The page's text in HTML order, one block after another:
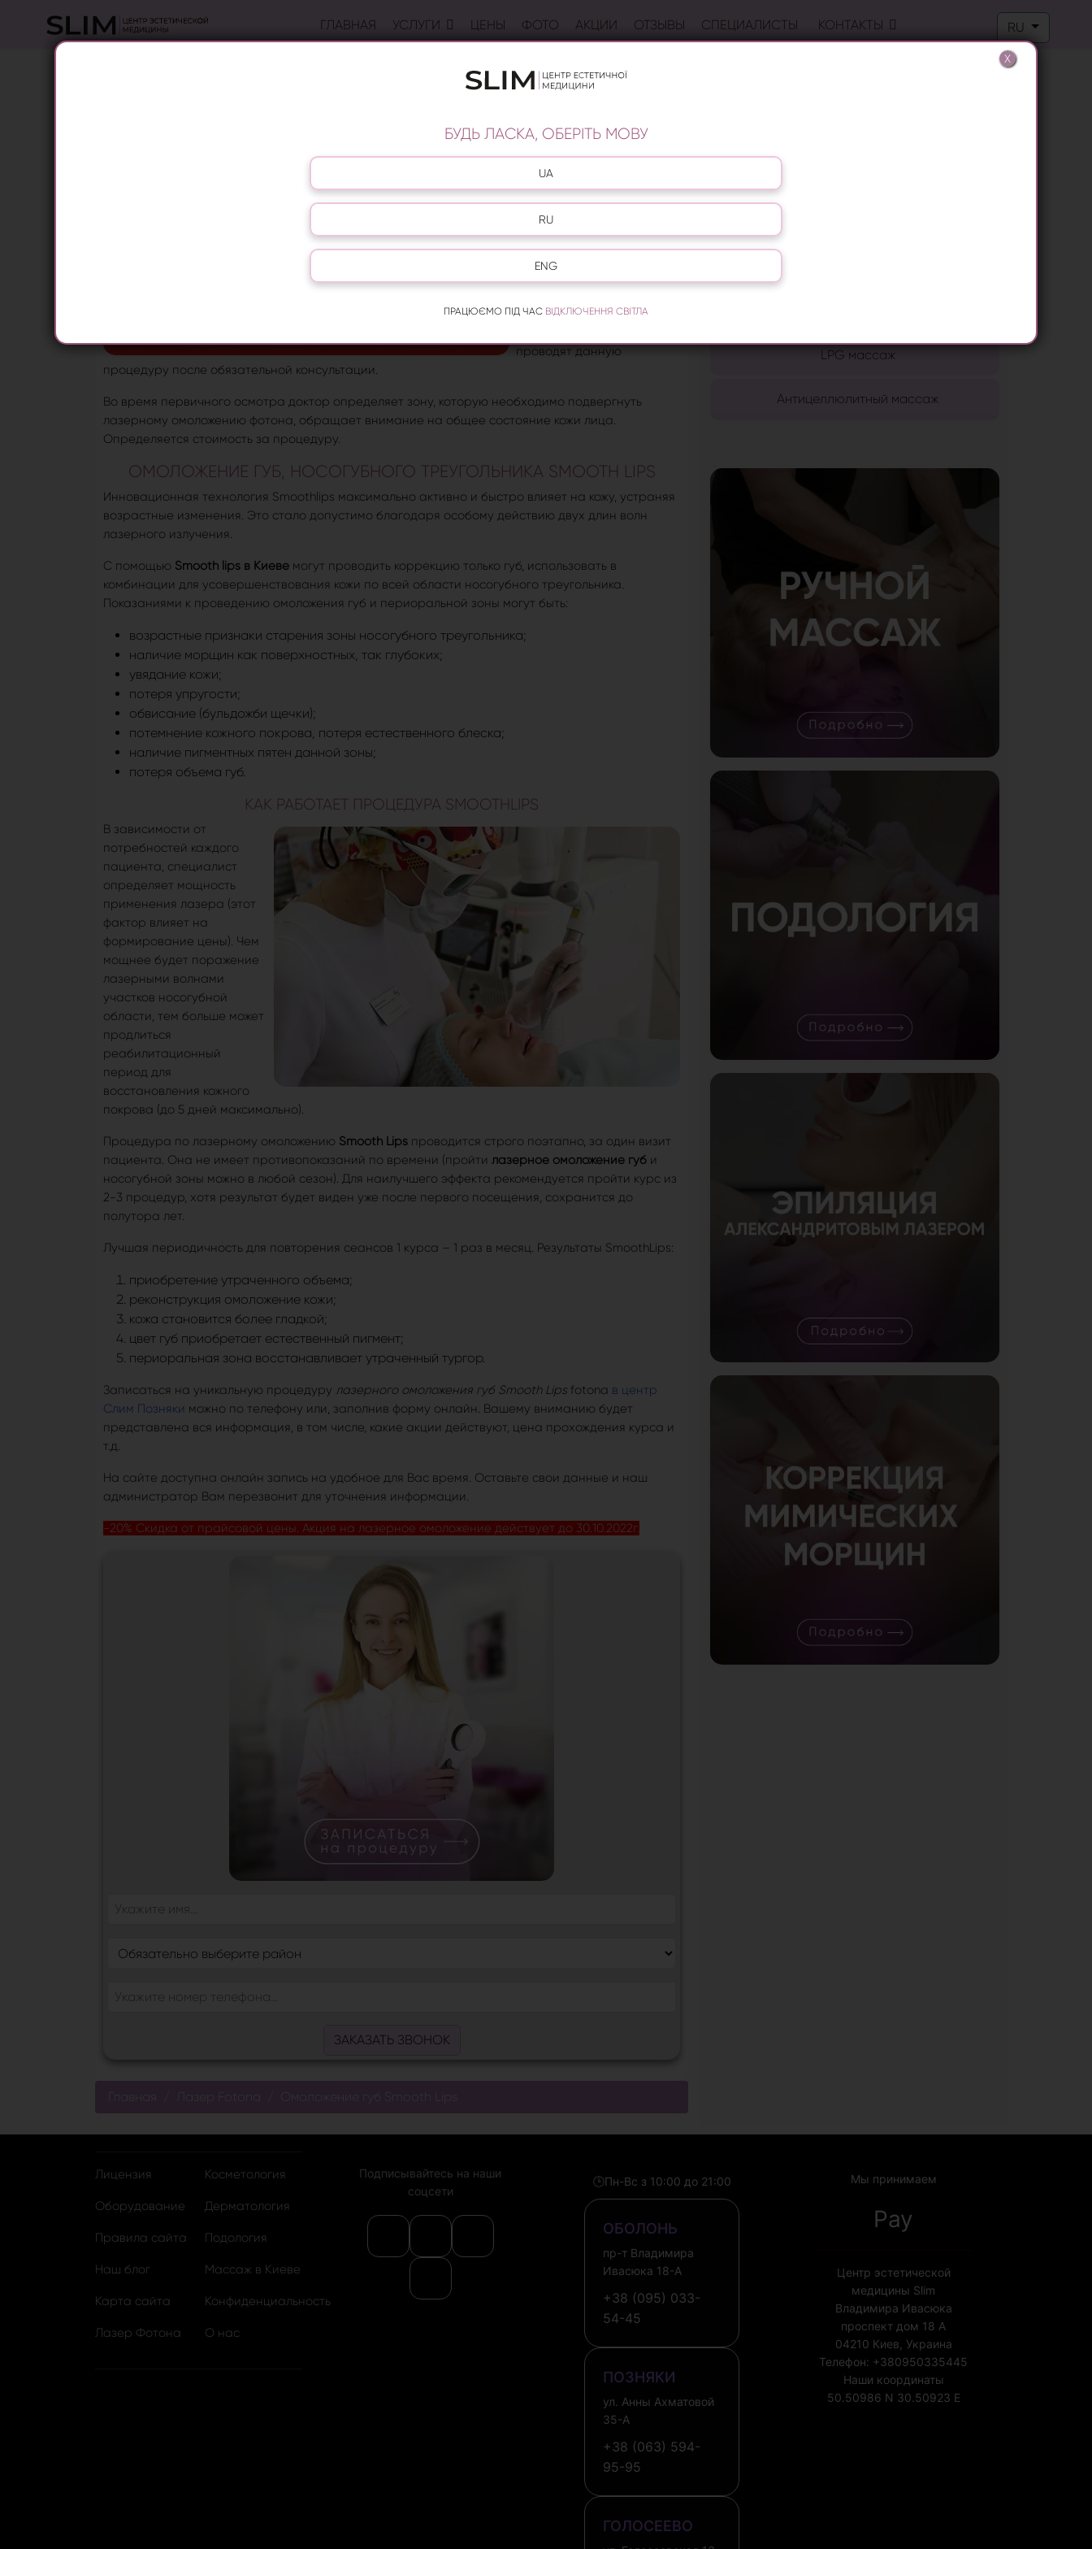
ГЛАВНАЯ УСЛУГИ ЦЕНЫ ФОТО АКЦИИ ОТЗЫВЫ СПЕЦИАЛИСТЫ КОНТАКТЫ Выберите язык
RU
ОМОЛОЖЕНИЕ ГУБ SMOOTHLIPS
Smoothlips, которая
направлена на лазерное
омоложение кожи лица
зоны носогубных складок.
Имеет положительное
восстановление
утраченного объема губ.
В центре Слим г. Киев на
проводят данную
процедуру после обязательной консультации.
Во время первичного осмотра доктор определяет зону, которую необходимо подвергнуть
лазерному омоложению фотона, обращает внимание на общее состояние кожи лица.
Определяется стоимость за процедуру.
ОМОЛОЖЕНИЕ ГУБ, НОСОГУБНОГО ТРЕУГОЛЬНИКА SMOOTH LIPS
Инновационная технология Smoothlips максимально активно и быстро влияет на кожу, устраняя
возрастные изменения. Это стало допустимо благодаря особому действию двух длин волн
лазерного излучения.
С помощью Smooth lips в Киеве могут проводить коррекцию только губ, использовать в
комбинации для усовершенствования кожи по всей области носогубного треугольника.
Показаниями к проведению омоложения губ и периоральной зоны могут быть:
возрастные признаки старения зоны носогубного треугольника;
наличие морщин как поверхностных, так глубоких;
увядание кожи;
потеря упругости;
обвисание (бульдожби щечки);
потемнение кожного покрова, потеря естественного блеска;
наличие пигментных пятен данной зоны;
потеря объема губ.
КАК РАБОТАЕТ ПРОЦЕДУРА SMOOTHLIPS
В зависимости от
потребностей каждого
пациента, специалист
определяет мощность
применения лазера (этот
фактор влияет на
формирование цены). Чем
мощнее будет поражение
лазерными волнами
участков носогубной
области, тем больше может
продлиться
реабилитационный
период для
восстановления кожного
покрова (до 5 дней максимально).
Процедура по лазерному омоложению Smooth Lips проводится строго поэтапно, за один визит
пациента. Она не имеет противопоказаний по времени (пройти лазерное омоложение губ и
носогубной зоны можно в любой сезон). Для наилучшего эффекта рекомендуется пройти курс из
2-3 процедур, хотя результат будет виден уже после первого посещения, сохранится до
полутора лет.
Лучшая периодичность для повторения сеансов 1 курса – 1 раз в месяц. Результаты SmoothLips:
приобретение утраченного объема;
реконструкция омоложение кожи;
кожа становится более гладкой;
цвет губ приобретает естественный пигмент;
периоральная зона восстанавливает утраченный тургор.
Записаться на уникальную процедуру лазерного омоложения губ Smooth Lips fotona в центр
Слим Позняки можно по телефону или, заполнив форму онлайн. Вашему вниманию будет
представлена вся информация, в том числе, какие акции действуют, цена прохождения курса и
т.д.
На сайте доступна онлайн запись на удобное для Вас время. Оставьте свои данные и наш
администратор Вам перезвонит для уточнения информации.
-20% Скидка от прайсовой цены. Акция на лазерное омоложение действует до 30.10.2022г.
ЗАКАЗАТЬ ЗВОНОК
Главная Лазер Fotona
LPG массаж
Антицеллюлитный массаж
Лицензия
Оборудование
Правила сайта
Наш блог
Карта сайта
Лазер Фотона
Косметология
Дерматология
Подология
Массаж в Киеве
Конфиденциальность
О нас
Подписывайтесь на наши
соцсети
🕒Пн-Вс з 10:00 до 21:00
ОБОЛОНЬ
пр-т Владимира
Ивасюка 18-А
+38 (095) 033-
54-45
ПОЗНЯКИ
ул. Анны Ахматовой
35-А
+38 (063) 594-
95-95
ГОЛОСЕЕВО
БУДЬ ЛАСКА, ОБЕРІТЬ МОВУ
UA
RU
ENG
ПРАЦЮЄМО ПІД ЧАС ВІДКЛЮЧЕННЯ СВІТЛА
X
Мы принимаем
Pay
Центр эстетической
медицины Slim
Владимира Ивасюка
проспект дом 18 А
04210 Киев, Украина
Телефон: +380950335445
Наши координаты
50.50986 N 30.50923 E